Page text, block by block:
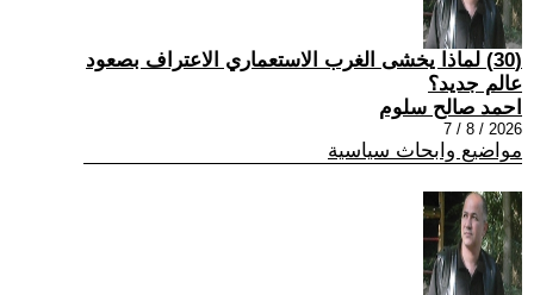
(30) لماذا يخشى الغرب الاستعماري الاعتراف بصعود
عالم جديد؟
احمد صالح سلوم
2026 / 8 / 7
مواضيع وابحاث سياسية